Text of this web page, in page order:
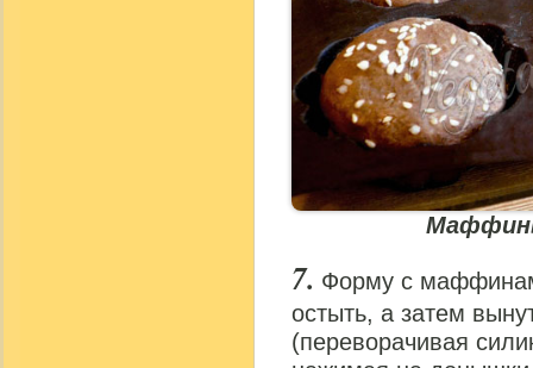
Форму с
остыть, а затем
(переворачивая